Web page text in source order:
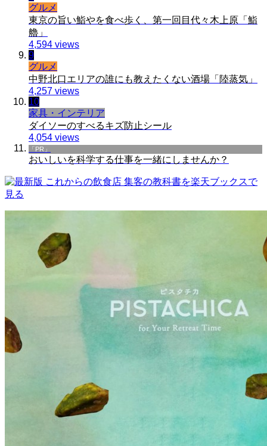
グルメ
東京の旨い鮨やを食べ歩く、第一回目代々木上原「鮨
艪」
4,594 views
9
グルメ
中野北口エリアの誰にも教えたくない酒場「陸蒸気」
4,257 views
10
家具・インテリア
ダイソーのすべるキズ防止シール
4,054 views
「PR」
おいしいを科学する仕事を一緒にしませんか？